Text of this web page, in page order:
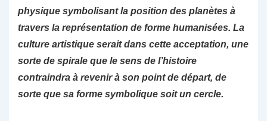
physique symbolisant la position des planètes à
travers la représentation de forme humanisées. La
culture artistique serait dans cette acceptation, une
sorte de spirale que le sens de l’histoire
contraindra à revenir à son point de départ, de
sorte que sa forme symbolique soit un cercle.